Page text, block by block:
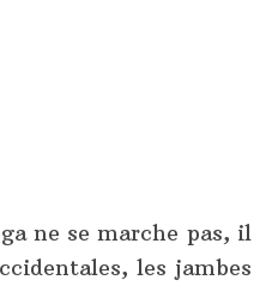
ne se marche pas, il
les jambes